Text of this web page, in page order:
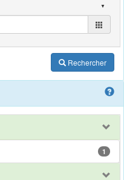
Rechercher
1